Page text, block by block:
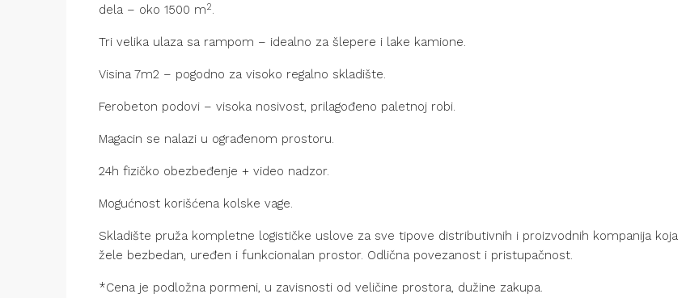
dela – oko 1500 m2.
Tri velika ulaza sa rampom – idealno za šlepere i lake kamione.
Visina 7m2 – pogodno za visoko regalno skladište.
Ferobeton podovi – visoka nosivost, prilagođeno paletnoj robi.
Magacin se nalazi u ograđenom prostoru.
24h fizičko obezbeđenje + video nadzor.
Mogućnost korišćena kolske vage.
Skladište pruža kompletne logističke uslove za sve tipove distributivnih i proizvodnih kompanija koja
žele bezbedan, uređen i funkcionalan prostor. Odlična povezanost i pristupačnost.
*Cena je podložna pormeni, u zavisnosti od veličine prostora, dužine zakupa.